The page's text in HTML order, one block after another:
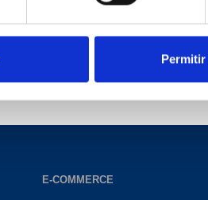
Permitir
E-COMMERCE